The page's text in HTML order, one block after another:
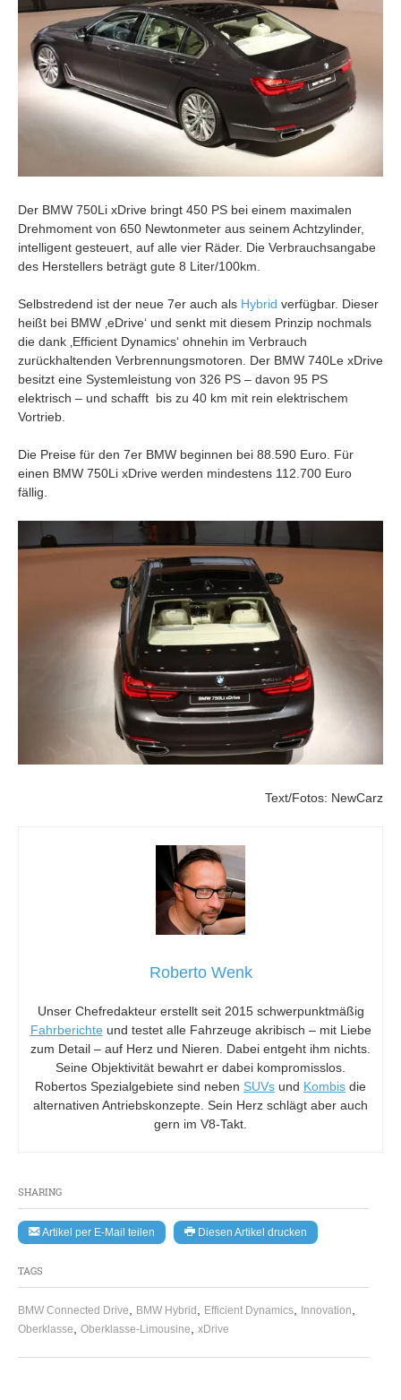
SHARING
Artikel per E-Mail teilen Diesen Artikel drucken
TAGS
BMW Connected Drive BMW Hybrid Efficient Dynamics Innovation
Oberklasse Oberklasse-Limousine xDrive
Der BMW 750Li xDrive bringt 450 PS bei einem maximalen
Drehmoment von 650 Newtonmeter aus seinem Achtzylinder,
intelligent gesteuert, auf alle vier Räder. Die Verbrauchsangabe
des Herstellers beträgt gute 8 Liter/100km.
Selbstredend ist der neue 7er auch als Hybrid verfügbar. Dieser
heißt bei BMW ‚eDrive‘ und senkt mit diesem Prinzip nochmals
die dank ‚Efficient Dynamics‘ ohnehin im Verbrauch
zurückhaltenden Verbrennungsmotoren. Der BMW 740Le xDrive
besitzt eine Systemleistung von 326 PS – davon 95 PS
elektrisch – und schafft bis zu 40 km mit rein elektrischem
Vortrieb.
Die Preise für den 7er BMW beginnen bei 88.590 Euro. Für
einen BMW 750Li xDrive werden mindestens 112.700 Euro
fällig.
Text/Fotos: NewCarz
Roberto Wenk
Unser Chefredakteur erstellt seit 2015 schwerpunktmäßig
Fahrberichte und testet alle Fahrzeuge akribisch – mit Liebe
zum Detail – auf Herz und Nieren. Dabei entgeht ihm nichts.
Seine Objektivität bewahrt er dabei kompromisslos.
Robertos Spezialgebiete sind neben SUVs und Kombis die
alternativen Antriebskonzepte. Sein Herz schlägt aber auch
gern im V8-Takt.